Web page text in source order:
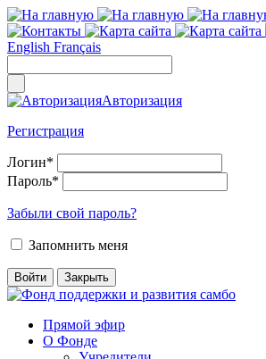
English Français
Авторизация
Регистрация
Логин*
Пароль*
Забыли свой пароль?
Запомнить меня
Прямой эфир
О Фонде